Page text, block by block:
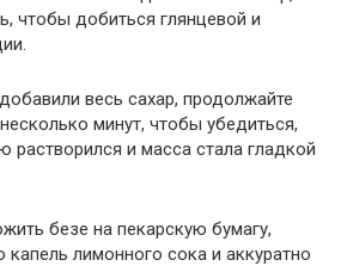
чтобы добиться глянцевой и
весь сахар, продолжайте
минут, чтобы убедиться,
растворился и масса стала гладкой
безе на пекарскую бумагу,
капель лимонного сока и аккуратно